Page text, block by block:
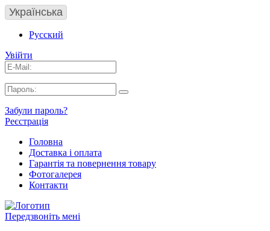
Українська
Русский
Увійти
Забули пароль?
Реєстрація
Головна
Доставка і оплата
Гарантія та повернення товару
Фотогалерея
Контакти
Передзвоніть мені